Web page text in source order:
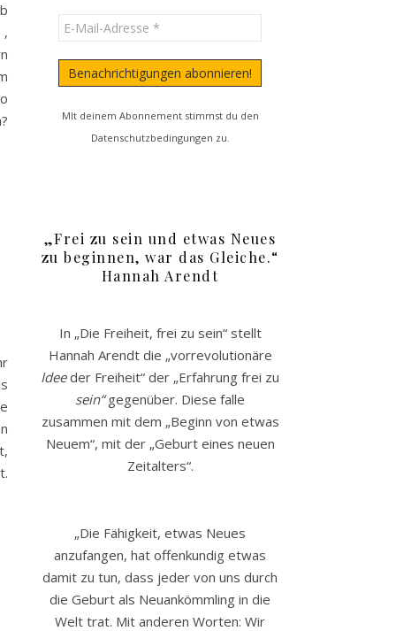
,
MIt deinem Abonnement stimmst du den
Datenschutzbedingungen zu.
„Frei zu sein und etwas Neues
zu beginnen, war das Gleiche.“
Hannah Arendt
In „Die Freiheit, frei zu sein“ stellt
Hannah Arendt die „vorrevolutionäre
Ideeder Freiheit“ der „Erfahrung frei zu
sein“gegenüber. Diese falle
zusammen mit dem „Beginn von etwas
Neuem“, mit der „Geburt eines neuen
Zeitalters“.
„Die Fähigkeit, etwas Neues
anzufangen, hat offenkundig etwas
damit zu tun, dass jeder von uns durch
die Geburt als Neuankömmling in die
Welt trat. Mit anderen Worten: Wir